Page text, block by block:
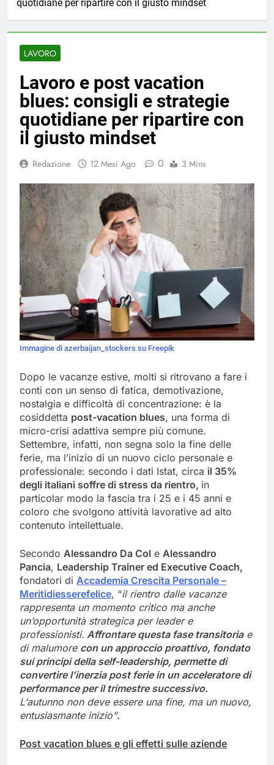
quotidiane per ripartire con il giusto mindset
LAVORO
Lavoro e post vacation
blues: consigli e strategie
quotidiane per ripartire con
il giusto mindset
Redazione 12 Mesi Ago 0 3 Mins
Immagine di azerbaijan_stockers su Freepik
Dopo le vacanze estive, molti si ritrovano a fare i
conti con un senso di fatica, demotivazione,
nostalgia e difficoltà di concentrazione: è la
cosiddetta post-vacation blues, una forma di
micro-crisi adattiva sempre più comune.
Settembre, infatti, non segna solo la fine delle
ferie, ma l’inizio di un nuovo ciclo personale e
professionale: secondo i dati Istat, circa il 35%
degli italiani soffre di stress da rientro, in
particolar modo la fascia tra i 25 e i 45 anni e
coloro che svolgono attività lavorative ad alto
contenuto intellettuale.
Secondo Alessandro Da Col e Alessandro
Pancia, Leadership Trainer ed Executive Coach,
fondatori di Accademia Crescita Personale –
Meritidiesserefelice, “il rientro dalle vacanze
rappresenta un momento critico ma anche
un’opportunità strategica per leader e
professionisti. Affrontare questa fase transitoriae
di malumore con un approccio proattivo, fondato
sui principi della self-leadership, permette di
convertire l’inerzia post ferie in un acceleratore di
performance per il trimestre successivo.
L‘autunno non deve essere una fine, ma un nuovo,
entusiasmante inizio”.
Post vacation blues e gli effetti sulle aziende